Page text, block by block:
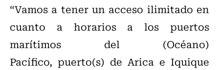
“Vamos a tener un acceso ilimitado en
cuanto a horarios a los puertos
marítimos del (Océano)
Pacífico, puerto(s) de Arica e Iquique